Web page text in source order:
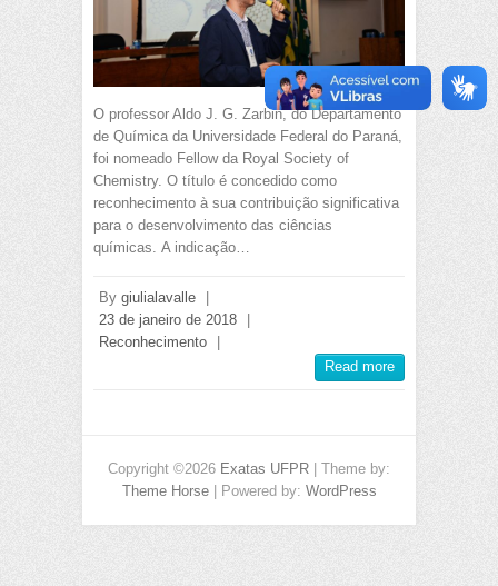
O professor Aldo J. G. Zarbin, do Departamento
de Química da Universidade Federal do Paraná,
foi nomeado Fellow da Royal Society of
Chemistry. O título é concedido como
reconhecimento à sua contribuição significativa
para o desenvolvimento das ciências
químicas. A indicação…
By giulialavalle
23 de janeiro de 2018
Reconhecimento
Read more
Copyright ©2026 Exatas UFPR | Theme by:
Theme Horse| Powered by: WordPress